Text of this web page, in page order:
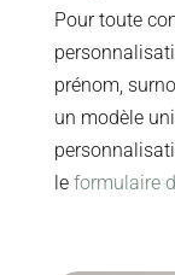
Pour toute
prénom,
un modèle
leformulaire